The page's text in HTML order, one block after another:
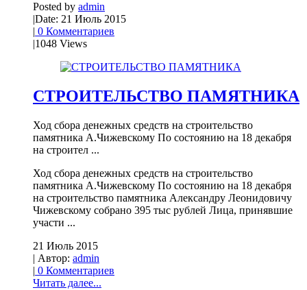
Posted by admin
|Date: 21 Июль 2015
| 0 Комментариев
|1048 Views
СТРОИТЕЛЬСТВО ПАМЯТНИКА
Ход сбора денежных средств на строительство
памятника А.Чижевскому По состоянию на 18 декабря
на строител ...
Ход сбора денежных средств на строительство
памятника А.Чижевскому По состоянию на 18 декабря
на строительство памятника Александру Леонидовичу
Чижевскому собрано 395 тыс рублей Лица, принявшие
участи ...
21 Июль 2015
| Автор: admin
| 0 Комментариев
Читать далее...